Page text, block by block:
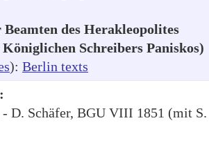
des Herakleopolites
Schreibers Paniskos)
): Berlin texts
- D. Schäfer, BGU VIII 1851 (mit S.